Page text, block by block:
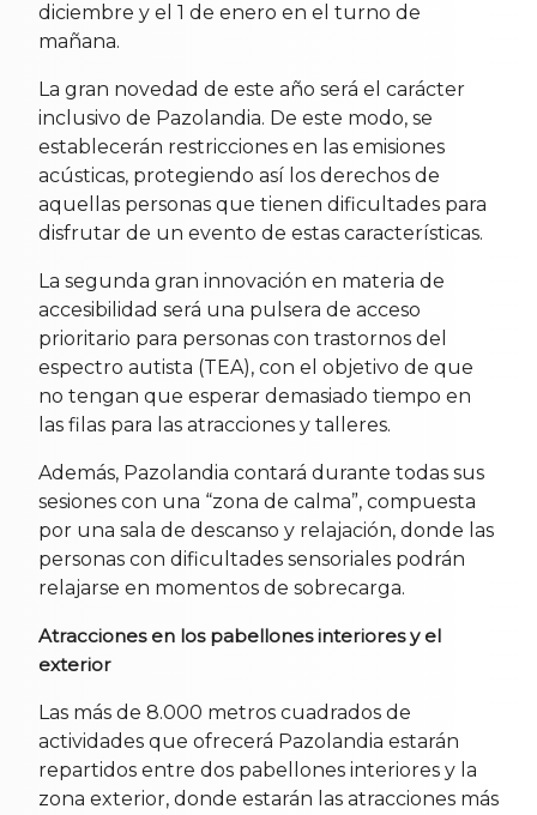
diciembre y el 1 de enero en el turno de
mañana.
La gran novedad de este año será el carácter
inclusivo de Pazolandia. De este modo, se
establecerán restricciones en las emisiones
acústicas, protegiendo así los derechos de
aquellas personas que tienen dificultades para
disfrutar de un evento de estas características.
La segunda gran innovación en materia de
accesibilidad será una pulsera de acceso
prioritario para personas con trastornos del
espectro autista (TEA), con el objetivo de que
no tengan que esperar demasiado tiempo en
las filas para las atracciones y talleres.
Además, Pazolandia contará durante todas sus
sesiones con una “zona de calma”, compuesta
por una sala de descanso y relajación, donde las
personas con dificultades sensoriales podrán
relajarse en momentos de sobrecarga.
Atracciones en los pabellones interiores y el
exterior
Las más de 8.000 metros cuadrados de
actividades que ofrecerá Pazolandia estarán
repartidos entre dos pabellones interiores y la
zona exterior, donde estarán las atracciones más